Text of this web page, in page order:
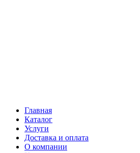
Главная
Каталог
Услуги
Доставка и оплата
О компании